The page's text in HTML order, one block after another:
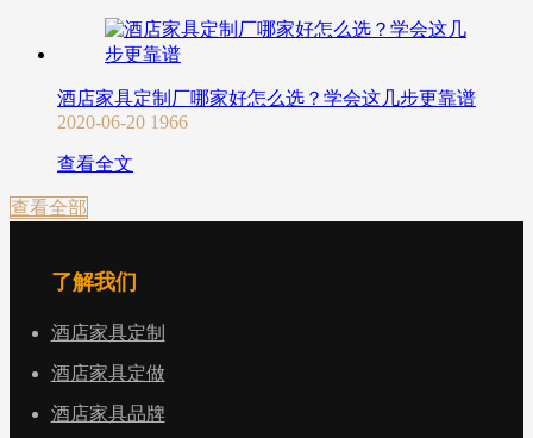
酒店家具定制厂哪家好怎么选？学会这几步更靠谱
2020-06-20 1966
查看全文
查看全部
了解我们
酒店家具定制
酒店家具定做
酒店家具品牌